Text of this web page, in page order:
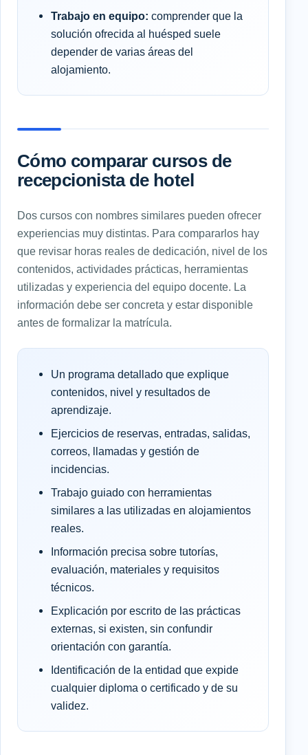
Trabajo en equipo: comprender que la
solución ofrecida al huésped suele
depender de varias áreas del
alojamiento.
Cómo comparar cursos de
recepcionista de hotel
Dos cursos con nombres similares pueden ofrecer
experiencias muy distintas. Para compararlos hay
que revisar horas reales de dedicación, nivel de los
contenidos, actividades prácticas, herramientas
utilizadas y experiencia del equipo docente. La
información debe ser concreta y estar disponible
antes de formalizar la matrícula.
Un programa detallado que explique
contenidos, nivel y resultados de
aprendizaje.
Ejercicios de reservas, entradas, salidas,
correos, llamadas y gestión de
incidencias.
Trabajo guiado con herramientas
similares a las utilizadas en alojamientos
reales.
Información precisa sobre tutorías,
evaluación, materiales y requisitos
técnicos.
Explicación por escrito de las prácticas
externas, si existen, sin confundir
orientación con garantía.
Identificación de la entidad que expide
cualquier diploma o certificado y de su
validez.